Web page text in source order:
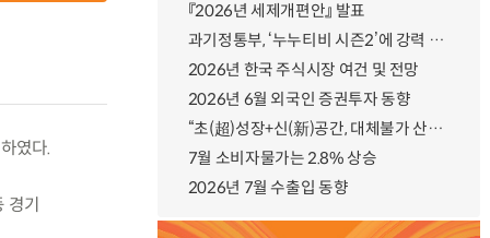
였다.
기
『2026년 세제개편안』 발표
과기정통부, ‘누누티비 시즌2’에 강력 대응 의지 밝혀
2026년 한국 주식시장 여건 및 전망
2026년 6월 외국인 증권투자 동향
“초(超)성장+신(新)공간, 대체불가 산업강국”
7월 소비자물가는 2.8% 상승
2026년 7월 수출입 동향